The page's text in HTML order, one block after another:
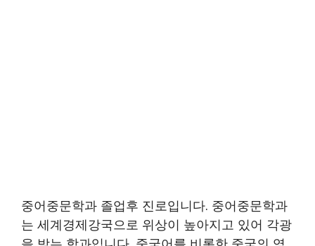
중어중문학과 졸업후 진로입니다. 중어중문학과
는 세계경제강국으로 위상이 높아지고 있어 각광